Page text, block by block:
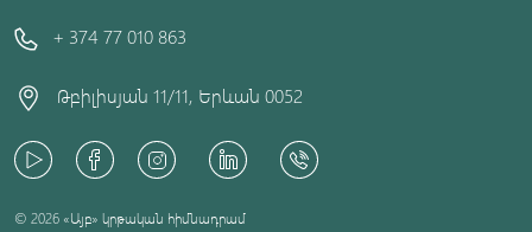
+ 374 77 010 863
Թբիլիսյան 11/11, Երևան 0052
© 2026 «Այբ» կրթական հիմնադրամ